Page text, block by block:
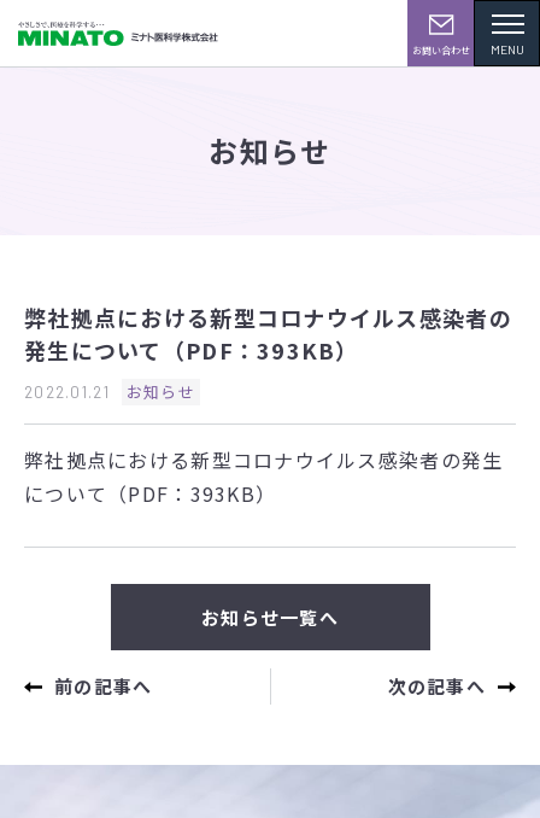
お問い合わせ MENU
お知らせ
弊社拠点における新型コロナウイルス感染者の
発生について（PDF：393KB）
2022.01.21 お知らせ
弊社拠点における新型コロナウイルス感染者の発生
について（PDF：393KB）
前の記事へ
お知らせ一覧へ
次の記事へ